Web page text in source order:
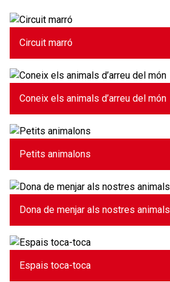
Circuit marró
Coneix els animals d’arreu del món
Petits animalons
Dona de menjar als nostres animals
Espais toca-toca